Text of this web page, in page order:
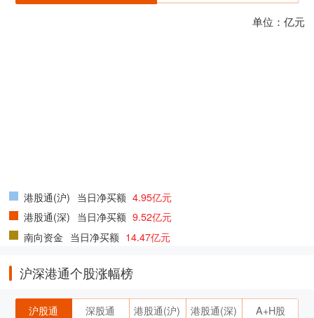
单位：亿元
港股通(沪) 当日净买额 4.95亿元
港股通(深) 当日净买额 9.52亿元
南向资金 当日净买额 14.47亿元
沪深港通个股涨幅榜
沪股通 深股通 港股通(沪) 港股通(深) A+H股